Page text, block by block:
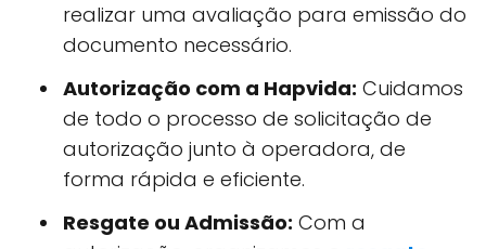
realizar uma avaliação para emissão do
documento necessário.
Autorização com a Hapvida: Cuidamos
de todo o processo de solicitação de
autorização junto à operadora, de
forma rápida e eficiente.
Resgate ou Admissão: Com a